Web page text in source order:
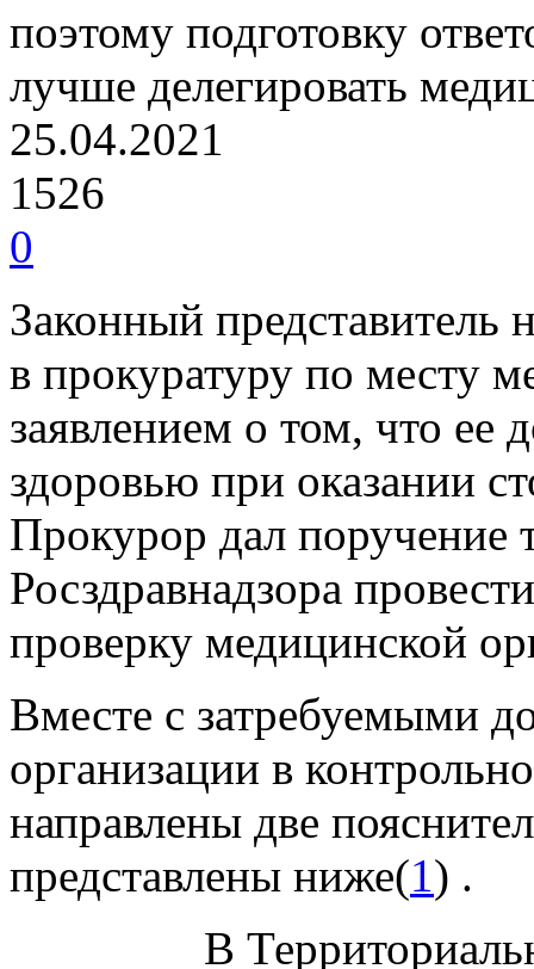
поэтому подготовку
лучше делегировать
25.04.2021
1526
0
Законный представитель
в прокуратуру по месту
заявлением о том, что ее
здоровью при оказании
Прокурор дал поручение
Росздравнадзора
проверку медицинской
Вместе с затребуемыми
организации в
направлены две
представлены ниже(1) .
В